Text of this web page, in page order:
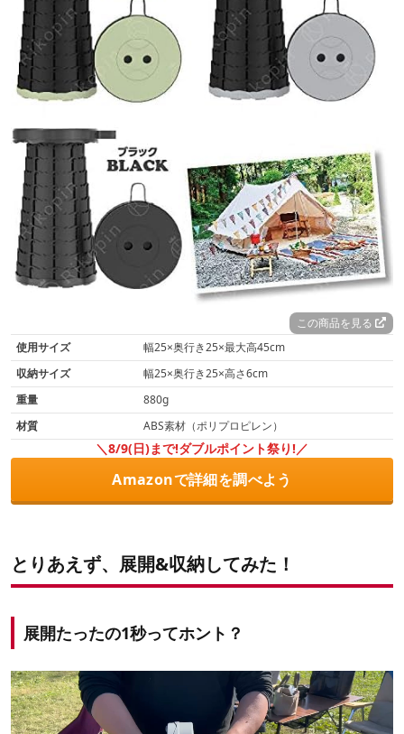
この商品を見る
使用サイズ
幅25×奥行き25×最大高45cm
収納サイズ
幅25×奥行き25×高さ6cm
重量
880g
材質
ABS素材（ポリプロピレン）
＼8/9(日)まで!ダブルポイント祭り!／
Amazonで詳細を調べよう
とりあえず、展開&収納してみた！
展開たったの1秒ってホント？